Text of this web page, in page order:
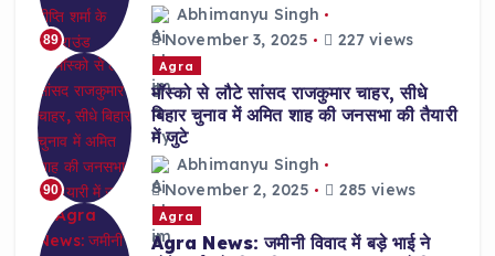
89
Abhimanyu Singh
November 3, 2025
227 views
90
Agra
मॉस्को से लौटे सांसद राजकुमार चाहर, सीधे
बिहार चुनाव में अमित शाह की जनसभा की तैयारी
में जुटे
Abhimanyu Singh
November 2, 2025
285 views
Agra
Agra News: जमीनी विवाद में बड़े भाई ने